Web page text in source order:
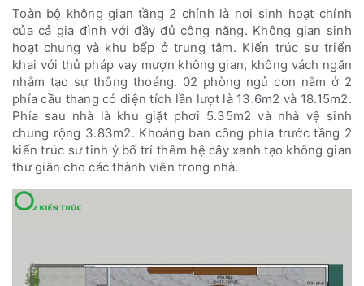
Toàn bộ không gian tầng 2 chính là nơi sinh hoạt chính
của cả gia đình với đầy đủ công năng. Không gian sinh
hoạt chung và khu bếp ở trung tâm. Kiến trúc sư triển
khai với thủ pháp vay mượn không gian, không vách ngăn
nhằm tạo sự thông thoáng. 02 phòng ngủ con nằm ở 2
phía cầu thang có diện tích lần lượt là 13.6m2 và 18.15m2.
Phía sau nhà là khu giặt phơi 5.35m2 và nhà vệ sinh
chung rộng 3.83m2. Khoảng ban công phía trước tầng 2
kiến trúc sư tinh ý bố trí thêm hệ cây xanh tạo không gian
thư giãn cho các thành viên trong nhà.